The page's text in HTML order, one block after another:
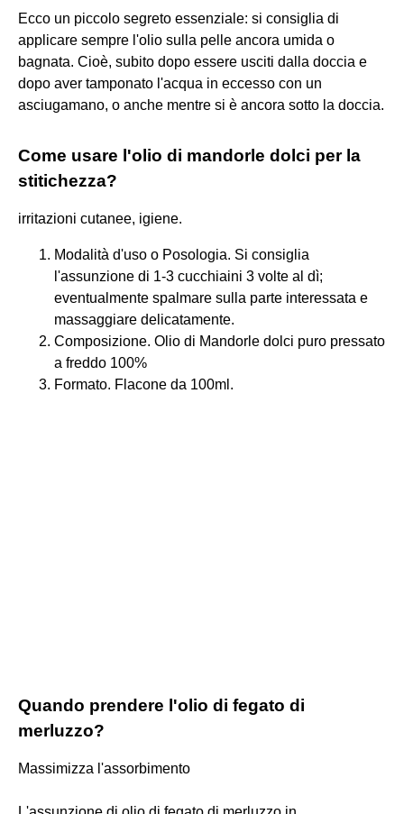
Ecco un piccolo segreto essenziale: si consiglia di
applicare sempre l'olio sulla pelle ancora umida o
bagnata. Cioè, subito dopo essere usciti dalla doccia e
dopo aver tamponato l'acqua in eccesso con un
asciugamano, o anche mentre si è ancora sotto la doccia.
Come usare l'olio di mandorle dolci per la
stitichezza?
irritazioni cutanee, igiene.
Modalità d'uso o Posologia. Si consiglia
l'assunzione di 1-3 cucchiaini 3 volte al dì;
eventualmente spalmare sulla parte interessata e
massaggiare delicatamente.
Composizione. Olio di Mandorle dolci puro pressato
a freddo 100%
Formato. Flacone da 100ml.
Quando prendere l'olio di fegato di
merluzzo?
Massimizza l'assorbimento